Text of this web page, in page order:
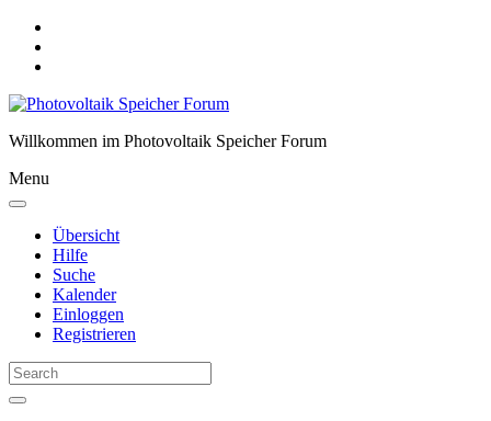
Willkommen im Photovoltaik Speicher Forum
Menu
Übersicht
Hilfe
Suche
Kalender
Einloggen
Registrieren